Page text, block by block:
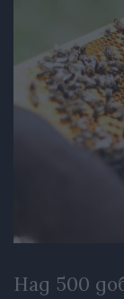
Над 500